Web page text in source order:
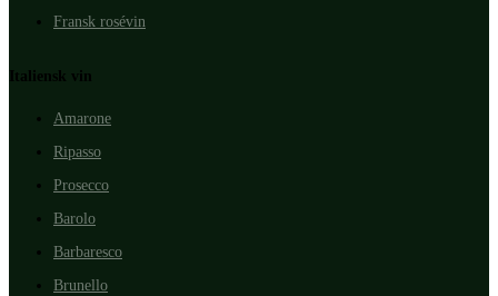
Fransk rosévin
Italiensk vin
Amarone
Ripasso
Prosecco
Barolo
Barbaresco
Brunello